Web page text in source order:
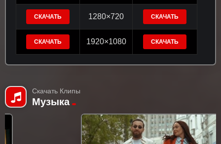
СКАЧАТЬ 1280×720 СКАЧАТЬ
СКАЧАТЬ 1920×1080 СКАЧАТЬ
Скачать Клипы
Музыка